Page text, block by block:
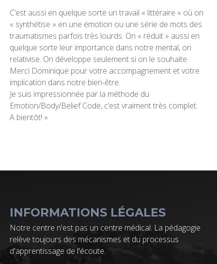
C’est aussi en quelque sorte un travail « littéraire » où on
« synthétise » en une émotion ou une série de mots des
traumatismes parfois très lourds. On « réduit » aussi en
quelque sorte leur importance dans notre mental, on
relativise. On développe seulement si on le souhaite.
Merci Dominique pour votre accompagnement et votre
implication dans notre bien-être.
Je suis impressionnée par la méthode du
Emotion/Body/Belief Code, c’est vraiment très complet.
A bientôt! »
INFORMATIONS LÉGALES
Notre centre n'est pas un centre médical. La pédagogie
relève toujours des mécanismes et du processus
d'apprentissage de l'écoute.